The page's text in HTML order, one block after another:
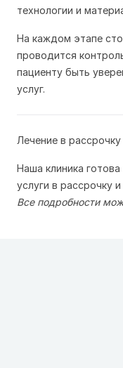
технологии и
На каждом этапе
проводится
пациенту быть
услуг.
Лечение в
Наша клиника
услуги в рассрочку
Все подробности